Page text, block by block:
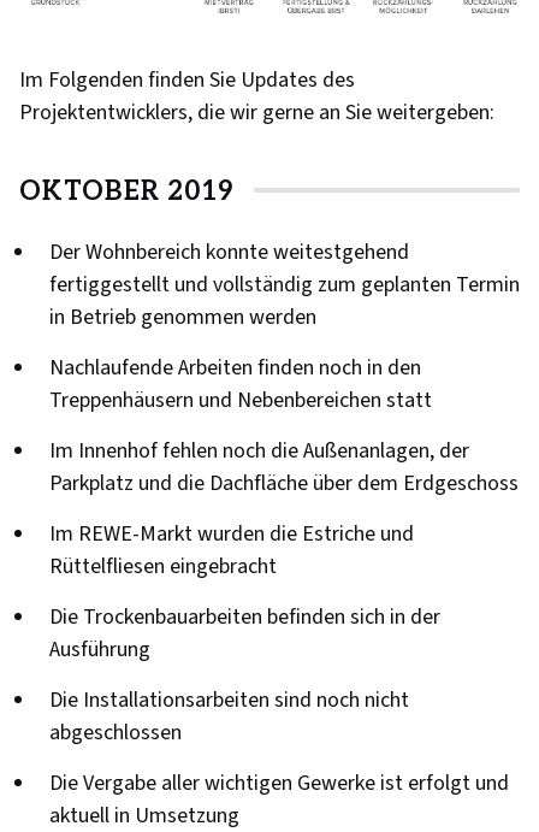
Im Folgenden finden Sie Updates des
Projektentwicklers, die wir gerne an Sie weitergeben:
OKTOBER 2019
Der Wohnbereich konnte weitestgehend
fertiggestellt und vollständig zum geplanten Termin
in Betrieb genommen werden
Nachlaufende Arbeiten finden noch in den
Treppenhäusern und Nebenbereichen statt
Im Innenhof fehlen noch die Außenanlagen, der
Parkplatz und die Dachfläche über dem Erdgeschoss
Im REWE-Markt wurden die Estriche und
Rüttelfliesen eingebracht
Die Trockenbauarbeiten befinden sich in der
Ausführung
Die Installationsarbeiten sind noch nicht
abgeschlossen
Die Vergabe aller wichtigen Gewerke ist erfolgt und
aktuell in Umsetzung